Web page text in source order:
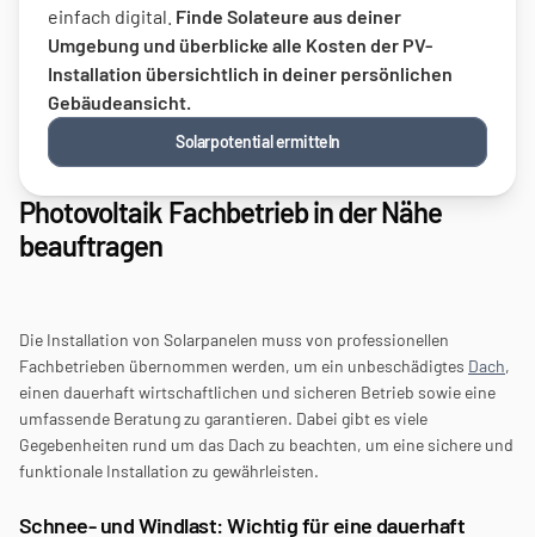
einfach digital. Finde Solateure aus deiner
Umgebung und überblicke alle Kosten der PV-
Installation übersichtlich in deiner persönlichen
Gebäudeansicht.
Solarpotential ermitteln
Photovoltaik Fachbetrieb in der Nähe
beauftragen
Die Installation von Solarpanelen muss von professionellen
Fachbetrieben übernommen werden, um ein unbeschädigtes Dach,
einen dauerhaft wirtschaftlichen und sicheren Betrieb sowie eine
umfassende Beratung zu garantieren. Dabei gibt es viele
Gegebenheiten rund um das Dach zu beachten, um eine sichere und
funktionale Installation zu gewährleisten.
Schnee- und Windlast: Wichtig für eine dauerhaft